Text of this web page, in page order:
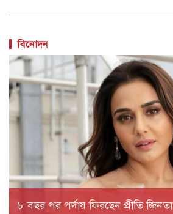
বিনোদন
৮ বছর পর পর্দায় ফিরছেন প্রীতি জিনতা